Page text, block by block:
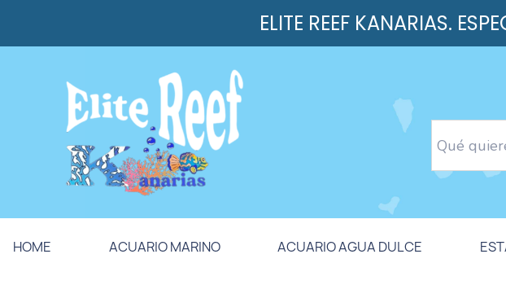
ELITE REEF KANARIAS.
HOME ACUARIO MARINO ACUARIO AGUA DULCE